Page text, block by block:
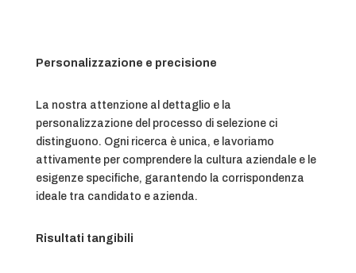
Personalizzazione e precisione
La nostra attenzione al dettaglio e la
personalizzazione del processo di selezione ci
distinguono. Ogni ricerca è unica, e lavoriamo
attivamente per comprendere la cultura aziendale e le
esigenze specifiche, garantendo la corrispondenza
ideale tra candidato e azienda.
Risultati tangibili